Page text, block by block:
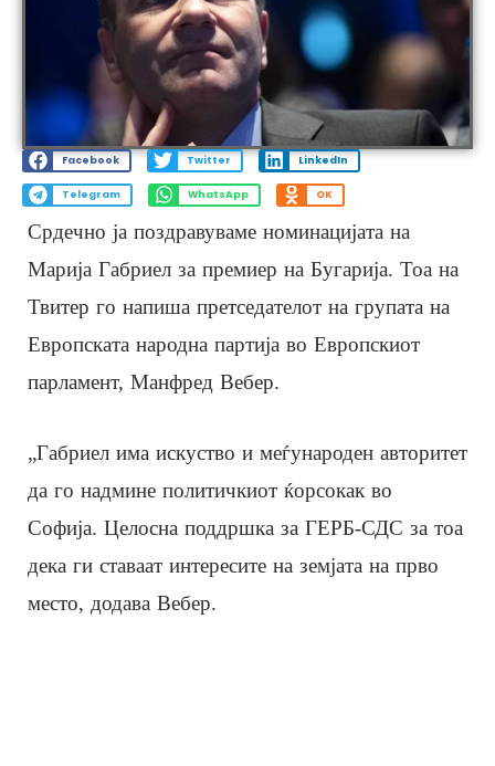
Facebook Twitter LinkedIn
Telegram WhatsApp OK
Срдечно ја поздравуваме номинацијата на
Марија Габриел за премиер на Бугарија. Тоа на
Твитер го напиша претседателот на групата на
Европската народна партија во Европскиот
парламент, Манфред Вебер.
„Габриел има искуство и меѓународен авторитет
да го надмине политичкиот ќорсокак во
Софија. Целосна поддршка за ГЕРБ-СДС за тоа
дека ги ставаат интересите на земјата на прво
место, додава Вебер.